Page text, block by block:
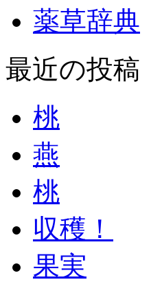
薬草辞典
最近の投稿
桃
燕
桃
収穫！
果実